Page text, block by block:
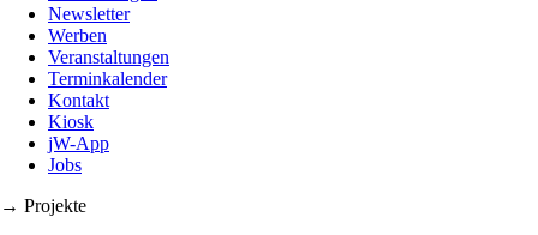
Newsletter
Werben
Veranstaltungen
Terminkalender
Kontakt
Kiosk
jW-App
Jobs
→ Projekte